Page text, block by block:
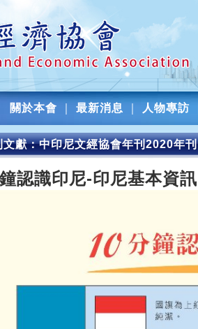
關於本會 最新消息 人物專訪
文獻：中印尼文經協會年刊2020年刊
認識印尼-印尼基本資訊